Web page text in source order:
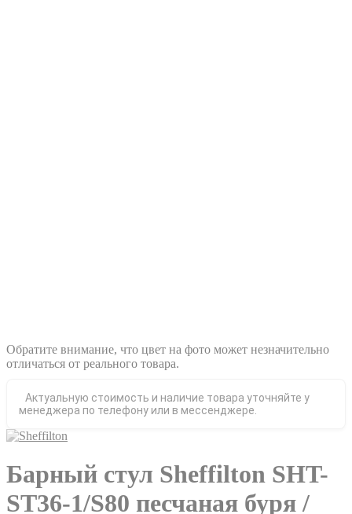
Обратите внимание, что цвет на фото может незначительно
отличаться от реального товара.
Актуальную стоимость и наличие товара уточняйте у
менеджера по телефону или в мессенджере.
Барный стул Sheffilton SHT-
ST36-1/S80 песчаная буря /